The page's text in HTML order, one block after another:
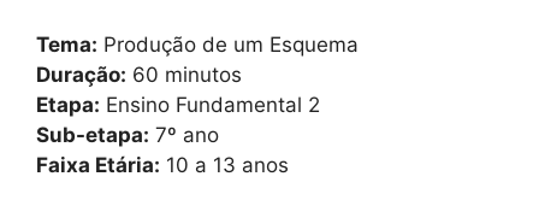
Tema: Produção de um Esquema
Duração: 60 minutos
Etapa: Ensino Fundamental 2
Sub-etapa: 7º ano
Faixa Etária: 10 a 13 anos